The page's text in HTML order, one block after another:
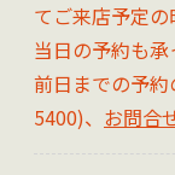
てご来店予定
当日の予約も
前日までの予
5400)、 お問合